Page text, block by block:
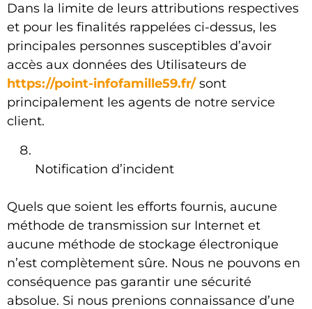
Dans la limite de leurs attributions respectives
et pour les finalités rappelées ci-dessus, les
principales personnes susceptibles d’avoir
accès aux données des Utilisateurs de
https://point-infofamille59.fr/sont
principalement les agents de notre service
client.
Notification d’incident
Quels que soient les efforts fournis, aucune
méthode de transmission sur Internet et
aucune méthode de stockage électronique
n’est complètement sûre. Nous ne pouvons en
conséquence pas garantir une sécurité
absolue. Si nous prenions connaissance d’une